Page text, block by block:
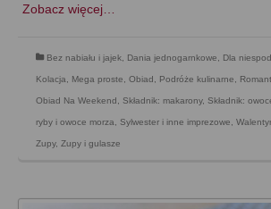
Zobacz więcej…
Bez nabiału i jajek Dania jednogarnkowe Dla
Kolacja Mega proste Obiad Podróże kulinarne
Obiad Na Weekend Składnik: makarony, Składnik:
ryby i owoce morza Sylwester i inne imprezowe
Zupy, Zupy i gulasze